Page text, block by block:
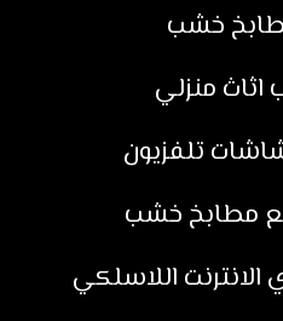
خشب
اثاث منزلي
تلفزيون
مطابخ خشب
اللاسلكي